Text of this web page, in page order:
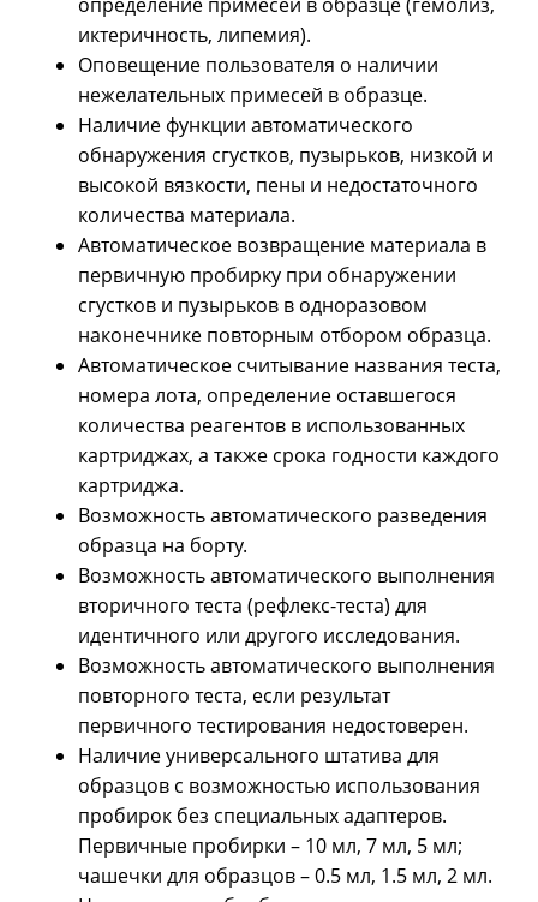
иктеричность, липемия).
Оповещение пользователя о наличии
нежелательных примесей в образце.
Наличие функции автоматического
обнаружения сгустков, пузырьков, низкой и
высокой вязкости, пены и недостаточного
количества материала.
Автоматическое возвращение материала в
первичную пробирку при обнаружении
сгустков и пузырьков в одноразовом
наконечнике повторным отбором образца.
Автоматическое считывание названия теста,
номера лота, определение оставшегося
количества реагентов в использованных
картриджах, а также срока годности каждого
картриджа.
Возможность автоматического разведения
образца на борту.
Возможность автоматического выполнения
вторичного теста (рефлекс-теста) для
идентичного или другого исследования.
Возможность автоматического выполнения
повторного теста, если результат
первичного тестирования недостоверен.
Наличие универсального штатива для
образцов с возможностью использования
пробирок без специальных адаптеров.
Первичные пробирки – 10 мл, 7 мл, 5 мл;
чашечки для образцов – 0.5 мл, 1.5 мл, 2 мл.